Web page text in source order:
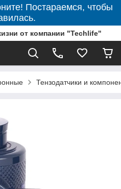
Постараемся, чтобы
от компании "Techlife"
Тензодатчики и